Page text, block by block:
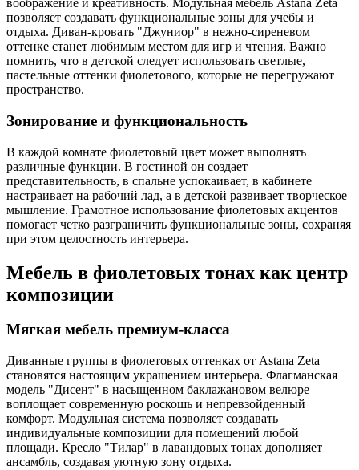
воображение и креативность. Модульная мебель Astana Zeta
позволяет создавать функциональные зоны для учебы и
отдыха. Диван-кровать "Джуниор" в нежно-сиреневом
оттенке станет любимым местом для игр и чтения. Важно
помнить, что в детской следует использовать светлые,
пастельные оттенки фиолетового, которые не перегружают
пространство.
Зонирование и функциональность
В каждой комнате фиолетовый цвет может выполнять
различные функции. В гостиной он создает
представительность, в спальне успокаивает, в кабинете
настраивает на рабочий лад, а в детской развивает творческое
мышление. Грамотное использование фиолетовых акцентов
помогает четко разграничить функциональные зоны, сохраняя
при этом целостность интерьера.
Мебель в фиолетовых тонах как центр
композиции
Мягкая мебель премиум-класса
Диванные группы в фиолетовых оттенках от Astana Zeta
становятся настоящим украшением интерьера. Флагманская
модель "Дисент" в насыщенном баклажановом велюре
воплощает современную роскошь и непревзойденный
комфорт. Модульная система позволяет создавать
индивидуальные композиции для помещений любой
площади. Кресло "Тилар" в лавандовых тонах дополняет
ансамбль, создавая уютную зону отдыха.